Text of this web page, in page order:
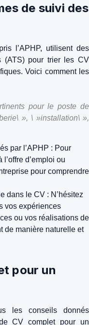
de suivi des
l’APHP, utilisent des
(ATS) pour trier les CV
Voici comment les
pour le poste de
», \ »installation\ »,
par l’APHP : Pour
d’emploi ou
pour comprendre
dans le CV : N’hésitez
vos expériences
ou vos réalisations de
de manière naturelle et
pour un
les conseils donnés
CV complet pour un